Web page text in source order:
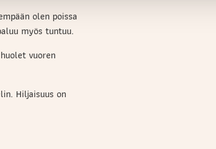
olen poissa
myös tuntuu.
vuoren
Hiljaisuus on